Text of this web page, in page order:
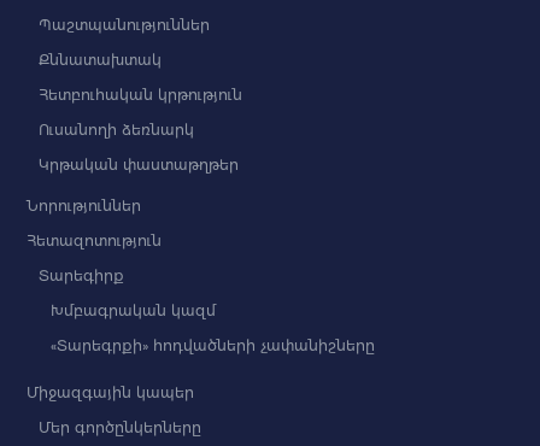
Պաշտպանություններ
Քննատախտակ
Հետբուհական կրթություն
Ուսանողի ձեռնարկ
Կրթական փաստաթղթեր
Նորություններ
Հետազոտություն
Տարեգիրք
Խմբագրական կազմ
«Տարեգրքի» հոդվածների չափանիշները
Միջազգային կապեր
Մեր գործընկերները